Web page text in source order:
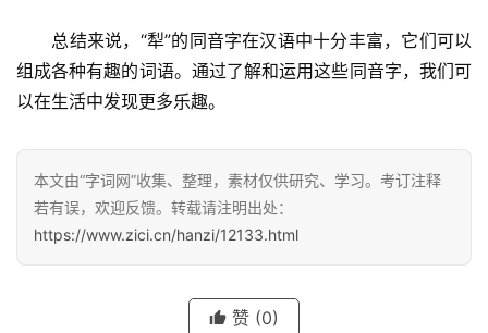
汉
总结来说，“犁”的同音字在汉语中十分丰富，它们可以
组成各种有趣的词语。通过了解和运用这些同音字，我们可
以在生活中发现更多乐趣。
本文由“字词网”收集、整理，素材仅供研究、学习。考订注释
若有误，欢迎反馈。转载请注明出处：
https://www.zici.cn/hanzi/12133.html
赞 (0)